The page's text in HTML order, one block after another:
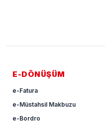
E-DÖNÜŞÜM
e-Fatura
e-Müstahsil Makbuzu
e-Bordro